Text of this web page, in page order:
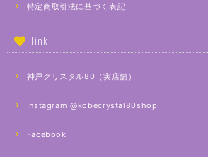
特定商取引法に基づく表記
Link
神戸クリスタル80（実店舗）
Instagram @kobecrystal80shop
Facebook